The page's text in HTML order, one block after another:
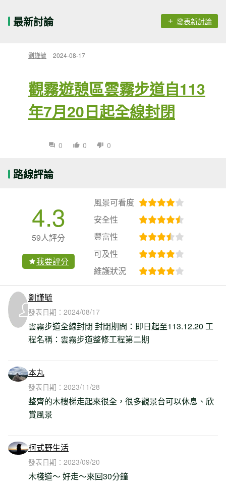
最新討論 發表新討論
劉謹毓 2024-08-17
觀霧遊憩區雲霧步道自113
年7月20日起全線封閉
0 0 0
路線評論
4.3
59人評分
我要評分
風景可看度
安全性
豐富性
可及性
維護狀況
劉謹毓
發表日期： 2024/08/17
雲霧步道全線封閉 封閉期間：即日起至113.12.20 工
程名稱：雲霧步道整修工程第二期
本丸
發表日期： 2023/11/28
整齊的木樓梯走起來很全，很多觀景台可以休息、欣
賞風景
柯式野生活
發表日期： 2023/09/20
木棧道～ 好走～來回30分鐘